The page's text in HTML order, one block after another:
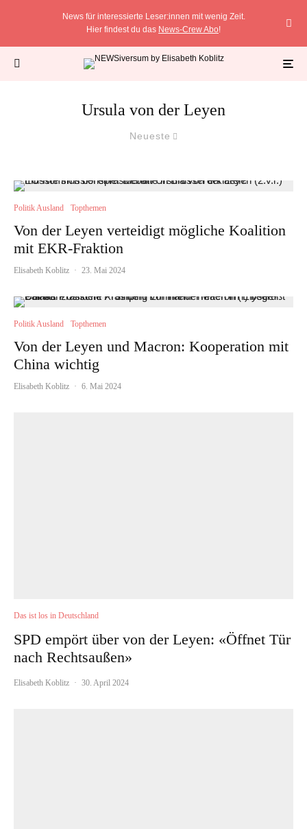
News für interessierte Leser:innen mit wenig Zeit.
Hier findest du das News-Crew Abo!
Ursula von der Leyen
Neueste
Politik Ausland Topthemen
Von der Leyen verteidigt mögliche Koalition
mit EKR-Fraktion
Elisabeth Koblitz · 23. Mai 2024
Politik Ausland Topthemen
Von der Leyen und Macron: Kooperation mit
China wichtig
Elisabeth Koblitz · 6. Mai 2024
Das ist los in Deutschland
SPD empört über von der Leyen: «Öffnet Tür
nach Rechtsaußen»
Elisabeth Koblitz · 30. April 2024